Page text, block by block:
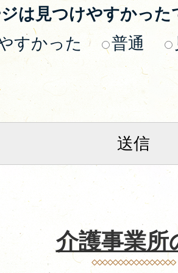
は見つけやすかった
すかった
普通
介護事業所